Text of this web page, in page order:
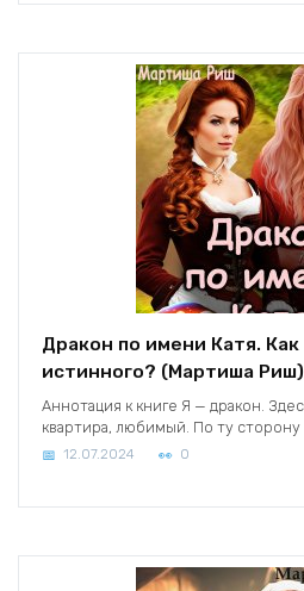
Дракон по имени Катя. Как
истинного? (Мартиша Риш)
Аннотация к книге Я — дракон.
квартира, любимый. По ту
12.07.2024 0